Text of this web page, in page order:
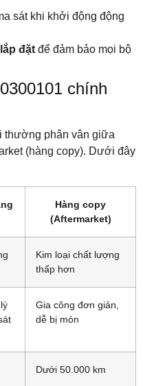
sát khi khởi động động
đặt để đảm bảo mọi bộ
chính
thường phân vân giữa
(hàng copy). Dưới đây
Hàng copy
(Aftermarket)
Kim loại chất lượng
thấp hơn
Gia công đơn giản,
dễ bị mòn
Dưới 50.000 km